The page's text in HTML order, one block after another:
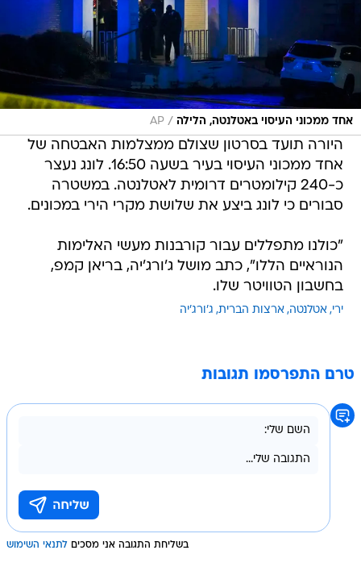
אחד ממכוני העיסוי באטלנטה, הלילה /
AP
היורה תועד בסרטון שצולם ממצלמות האבטחה של
אחד ממכוני העיסוי בעיר בשעה 16:50. לונג נעצר
כ-240 קילומטרים דרומית לאטלנטה. במשטרה
סבורים כי לונג ביצע את שלושת מקרי הירי במכונים.
"כולנו מתפללים עבור קורבנות מעשי האלימות
הנוראיים הללו", כתב מושל ג'ורג'יה, בריאן קמפ,
בחשבון הטוויטר שלו.
ירי אטלנטה ארצות הברית ג'ורג'יה
טרם התפרסמו תגובות
בשליחת התגובה אני מסכים לתנאי השימוש